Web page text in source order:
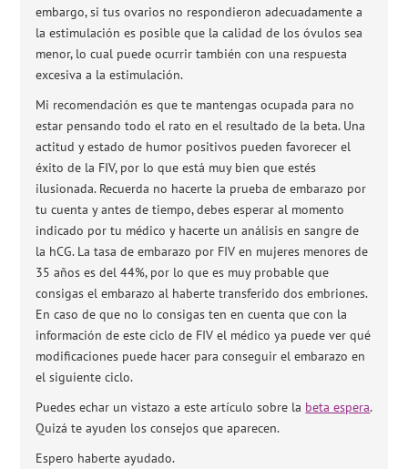
embargo, si tus ovarios no respondieron adecuadamente a
la estimulación es posible que la calidad de los óvulos sea
menor, lo cual puede ocurrir también con una respuesta
excesiva a la estimulación.
Mi recomendación es que te mantengas ocupada para no
estar pensando todo el rato en el resultado de la beta. Una
actitud y estado de humor positivos pueden favorecer el
éxito de la FIV, por lo que está muy bien que estés
ilusionada. Recuerda no hacerte la prueba de embarazo por
tu cuenta y antes de tiempo, debes esperar al momento
indicado por tu médico y hacerte un análisis en sangre de
la hCG. La tasa de embarazo por FIV en mujeres menores de
35 años es del 44%, por lo que es muy probable que
consigas el embarazo al haberte transferido dos embriones.
En caso de que no lo consigas ten en cuenta que con la
información de este ciclo de FIV el médico ya puede ver qué
modificaciones puede hacer para conseguir el embarazo en
el siguiente ciclo.
Puedes echar un vistazo a este artículo sobre la beta espera.
Quizá te ayuden los consejos que aparecen.
Espero haberte ayudado.